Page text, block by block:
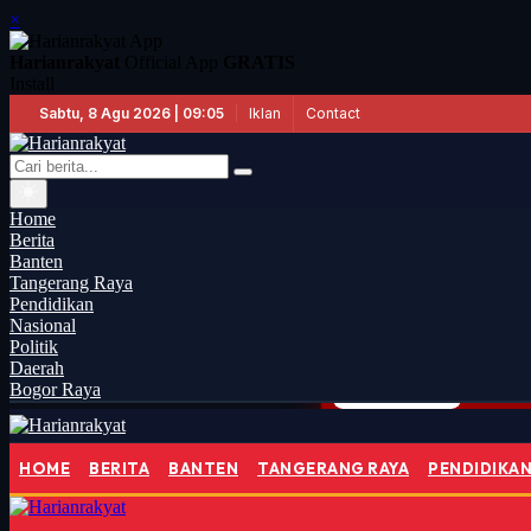
×
Sabtu, 8 Agu 2026 | 09:05 Iklan Contact
Home
Berita
Banten
Tangerang Raya
Pendidikan
Nasional
Politik
Daerah
Bogor Raya
HOME BERITA BANTEN TANGERANG RAYA PENDIDIKAN